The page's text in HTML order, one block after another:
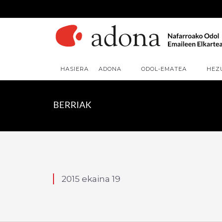
HASIERA ADONA ODOL-EMATEA
BERRIAK
2015 ekaina 19